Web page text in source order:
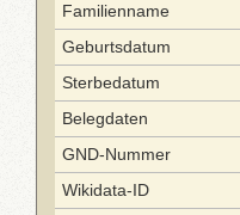
Familienname
Geburtsdatum
Sterbedatum
Belegdaten
GND-Nummer
Wikidata-ID